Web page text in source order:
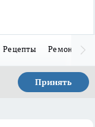
Рецепты Ремонт
Принять